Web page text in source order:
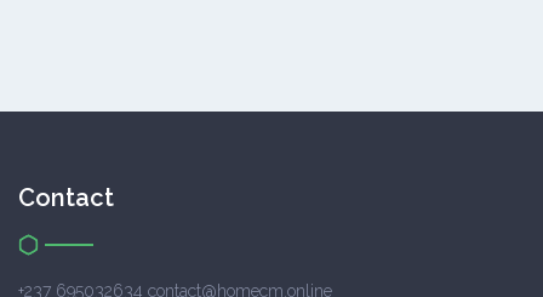
Contact
+237 695032634 contact@homecm.online